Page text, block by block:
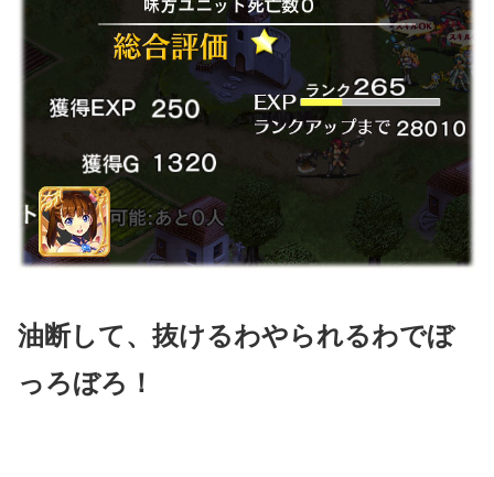
油断して、抜けるわやられるわでぼ
っろぼろ！